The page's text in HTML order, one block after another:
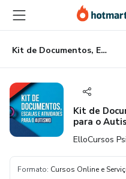
para
conteúdo
principal
para
pagamento
para
rodapé
Kit de Documentos, Escalas e Atividades para o Autismo
Kit de
para o
ElloCursos
Formato: Cursos Online e